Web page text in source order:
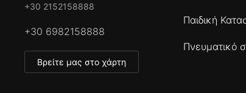
+30 2152158888
+30 6982158888
Βρείτε μας στο χάρτη
Παιδική
Πνευματικό